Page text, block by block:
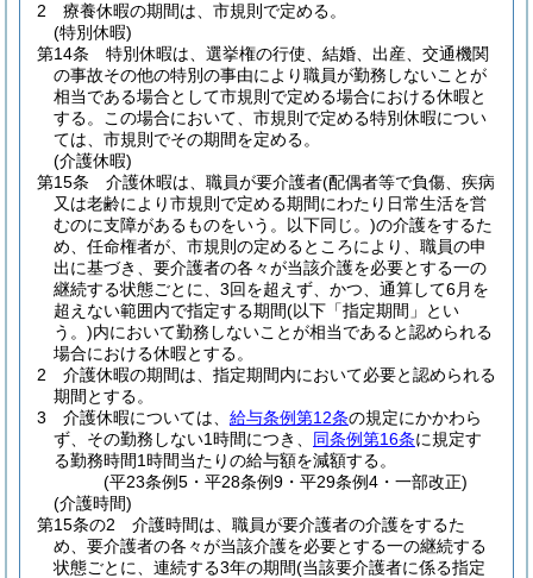
2
療養休暇の期間は、市規則で定める。
(特別休暇)
第14条
特別休暇は、選挙権の行使、結婚、出産、交通機関
の事故その他の特別の事由により職員が勤務しないことが
相当である場合として市規則で定める場合における休暇と
する。
この場合において、市規則で定める特別休暇につい
ては、市規則でその期間を定める。
(介護休暇)
第15条
介護休暇は、職員が要介護者(配偶者等で負傷、疾病
又は老齢により市規則で定める期間にわたり日常生活を営
むのに支障があるものをいう。以下同じ。)の介護をするた
め、任命権者が、市規則の定めるところにより、職員の申
出に基づき、要介護者の各々が当該介護を必要とする一の
継続する状態ごとに、3回を超えず、かつ、通算して6月を
超えない範囲内で指定する期間(以下「指定期間」とい
う。)内において勤務しないことが相当であると認められる
場合における休暇とする。
2
介護休暇の期間は、指定期間内において必要と認められる
期間とする。
3
介護休暇については、 給与条例第12条の規定にかかわら
ず、その勤務しない1時間につき、 同条例第16条に規定す
る勤務時間1時間当たりの給与額を減額する。
(平23条例5・平28条例9・平29条例4・一部改正)
(介護時間)
第15条の2
介護時間は、職員が要介護者の介護をするた
め、要介護者の各々が当該介護を必要とする一の継続する
状態ごとに、連続する3年の期間(当該要介護者に係る指定